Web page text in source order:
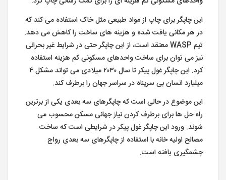
این چاپگر برای چاپ از مواد طبیعی مثل خاک استفاده می کند که
در هر مکانی یافت شده و هزینه های ساخت را کاهش می دهد.
تیم WASP معتقد است، از این چاپگر حتی در شرایط غیر بحرانی
نیز می توان برای ساخت واحدهای مسکونی کم هزینه استفاده
کرد. این چاپگر غول پیکر تا سال ۲۰۳۰ میلادی می تواند مشکل ۴
میلیارد انسان بی سرپناه در سراسر جهان را برطرف کند.
این موضوع در حالی است که چاپگرهای سه بعدی یکی از برترین
راه حل ها برای برطرف کردن نیاز جهانی مسکن محسوب می
شوند. ورود این چاپگر غول پیکر در شرایطی است که ساخت
مصالح اولیه خانه با استفاده از چاپگرهای سه بعدی رواج
چشمگیری یافته است.